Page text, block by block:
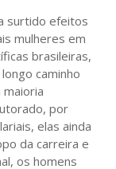
surtido efeitos
mulheres em
brasileiras,
caminho
por
elas ainda
da carreira e
os homens